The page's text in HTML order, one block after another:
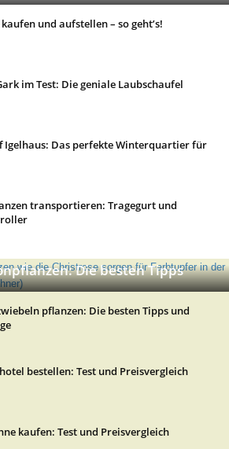
und aufstellen – so geht’s!
im Test: Die geniale Laubschaufel
Igelhaus: Das perfekte Winterquartier für
transportieren: Tragegurt und
Die besten Tipps
pflanzen: Die besten Tipps und
bestellen: Test und Preisvergleich
kaufen: Test und Preisvergleich